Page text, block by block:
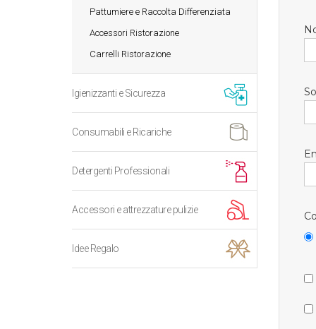
Pattumiere e Raccolta Differenziata
Accessori Ristorazione
Carrelli Ristorazione
Igienizzanti e Sicurezza
Consumabili e Ricariche
Detergenti Professionali
Accessori e attrezzature pulizie
Idee Regalo